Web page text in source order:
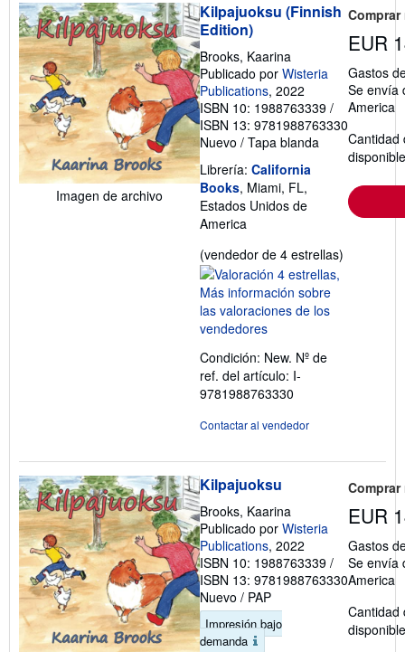
a
f
a
d
e
e
n
í
Imagen de archivo
Kilpajuoksu (Finnish
Edition)
Brooks, Kaarina
Publicado por Wisteria
Publications, 2022
ISBN 10: 1988763339 /
ISBN 13: 9781988763330
Nuevo / Tapa blanda
Librería: California
Books, Miami, FL,
Estados Unidos de
America
(vendedor de 4 estrellas)
Condición: New. Nº de
ref. del artículo: I-
9781988763330
Contactar al vendedor
EUR
Gastos
Se envía
America
Cantidad
Kilpajuoksu
Brooks, Kaarina
Publicado por Wisteria
Publications, 2022
ISBN 10: 1988763339 /
ISBN 13: 9781988763330
Nuevo / PAP
Impresión bajo
demanda
EUR
Gastos
Se envía
America
Cantidad